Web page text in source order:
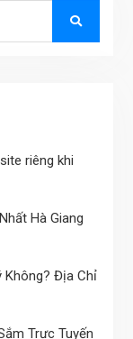
riêng khi
Hà Giang
Không? Địa Chỉ
Trực Tuyến